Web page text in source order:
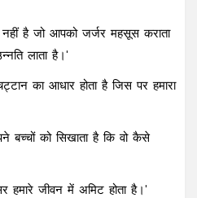
नहीं है जो आपको जर्जर महसूस कराता
लाता है।'
का आधार होता है जिस पर हमारा
बच्चों को सिखाता है कि वो कैसे
हमारे जीवन में अमिट होता है।'